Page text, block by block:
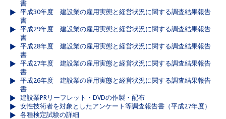
書
平成30年度 建設業の雇用実態と経営状況に関する調査結果報告
書
平成29年度 建設業の雇用実態と経営状況に関する調査結果報告
書
平成28年度 建設業の雇用実態と経営状況に関する調査結果報告
書
平成27年度 建設業の雇用実態と経営状況に関する調査結果報告
書
平成26年度 建設業の雇用実態と経営状況に関する調査結果報告
書
建設業PRリーフレット・DVDの作製・配布
女性技術者を対象としたアンケート等調査報告書（平成27年度）
各種検定試験の詳細